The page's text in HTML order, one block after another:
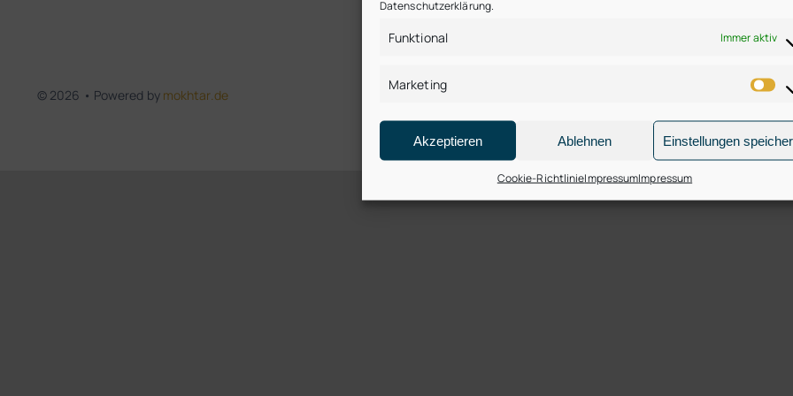
Datenschutzerklärung.
Funktional Immer aktiv
Marketing
Akzeptieren Ablehnen Einstellungen
Cookie-RichtlinieImpressumImpressum
© 2026 • Powered by mokhtar.de